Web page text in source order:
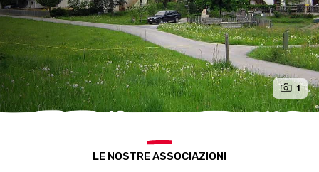
1
LE NOSTRE ASSOCIAZIONI